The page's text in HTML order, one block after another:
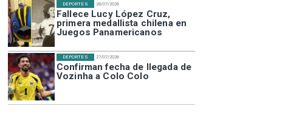
28/07/2026
Fallece Lucy López Cruz,
primera medallista chilena en
Juegos Panamericanos
DEPORTES
27/07/2026
Confirman fecha de llegada de
Vozinha a Colo Colo
DEPORTES